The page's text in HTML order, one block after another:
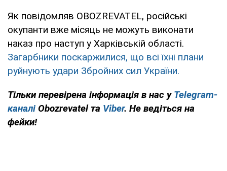
Як повідомляв OBOZREVATEL, російські
окупанти вже місяць не можуть виконати
наказ про наступ у Харківській області.
Загарбники поскаржилися, що всі їхні плани
руйнують удари Збройних сил України.
Тільки перевірена інформація в нас у Telegram-
каналі Obozrevatel та Viber. Не ведіться на
фейки!